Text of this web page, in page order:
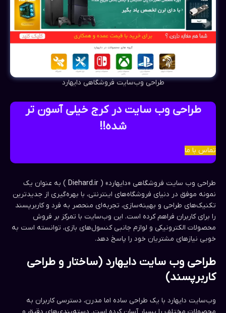
طراحی وب‌سایت فروشگاهی دایهارد
طراحی وب سایت در کرج خیلی آسون تر
شده!!
تماس با ما
طراحی وب سایت فروشگاهی «دایهارد» ( Diehard.ir ) به عنوان یک
نمونه موفق در دنیای فروشگاه‌های اینترنتی، با بهره‌گیری از جدیدترین
تکنیک‌های طراحی و بهینه‌سازی، تجربه‌ای منحصر به فرد و کاربرپسند
را برای کاربران فراهم کرده است. این وب‌سایت با تمرکز بر فروش
محصولات الکترونیکی و لوازم جانبی کنسول‌های بازی، توانسته است به
خوبی نیازهای مشتریان خود را پاسخ دهد.
طراحی وب سایت دایهارد (ساختار و طراحی
کاربرپسند)
وب‌سایت دایهارد با یک طراحی ساده اما مدرن، دسترسی کاربران به